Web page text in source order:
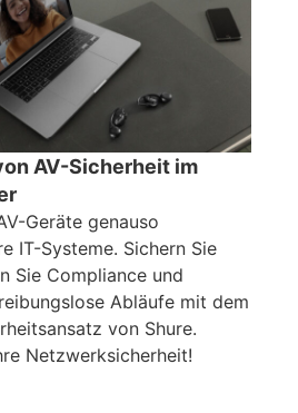
AV-Sicherheit im
Geräte genauso
IT-Systeme. Sichern Sie
Sie Compliance und
Abläufe mit dem
von Shure.
Netzwerksicherheit!